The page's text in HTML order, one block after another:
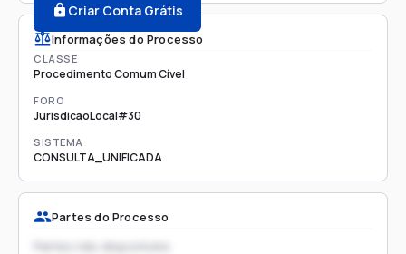
Criar Conta Grátis
Informações do Processo
CLASSE
Procedimento Comum Cível
FORO
JurisdicaoLocal#30
SISTEMA
CONSULTA_UNIFICADA
Partes do Processo
Partes não disponíveis